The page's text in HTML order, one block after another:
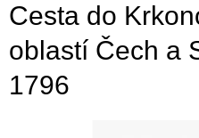
Cesta do
oblastí Čech a
1796
a
r
e
y